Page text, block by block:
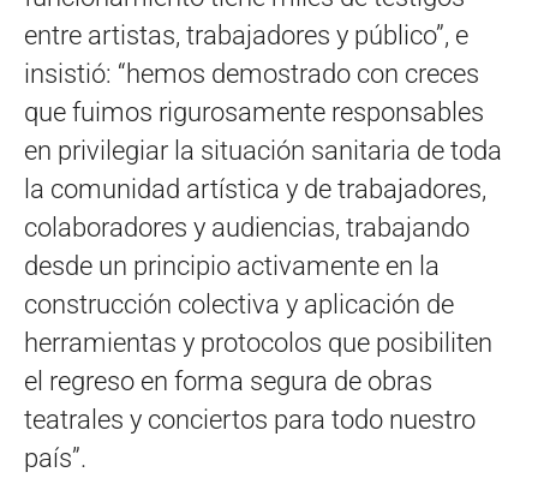
entre artistas, trabajadores y público”, e
insistió: “hemos demostrado con creces
que fuimos rigurosamente responsables
en privilegiar la situación sanitaria de toda
la comunidad artística y de trabajadores,
colaboradores y audiencias, trabajando
desde un principio activamente en la
construcción colectiva y aplicación de
herramientas y protocolos que posibiliten
el regreso en forma segura de obras
teatrales y conciertos para todo nuestro
país”.